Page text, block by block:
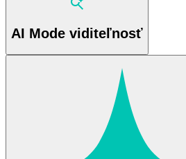
AI Mode viditeľnosť